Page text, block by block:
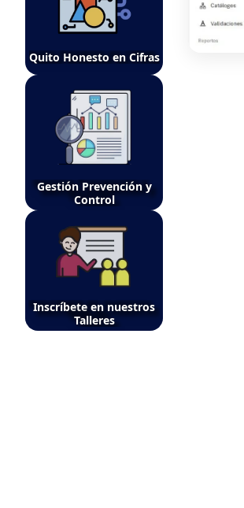
Quito Honesto en Cifras
Gestión Prevención y
Control
Inscríbete en nuestros
Talleres